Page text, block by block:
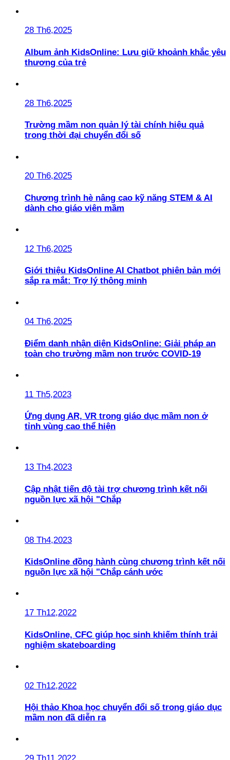
28 Th6,2025
Album ảnh KidsOnline: Lưu giữ khoảnh khắc yêu
thương của trẻ
28 Th6,2025
Trường mầm non quản lý tài chính hiệu quả
trong thời đại chuyển đổi số
20 Th6,2025
Chương trình hè nâng cao kỹ năng STEM & AI
dành cho giáo viên mầm
12 Th6,2025
Giới thiệu KidsOnline AI Chatbot phiên bản mới
sắp ra mắt: Trợ lý thông minh
04 Th6,2025
Điểm danh nhận diện KidsOnline: Giải pháp an
toàn cho trường mầm non trước COVID-19
11 Th5,2023
Ứng dụng AR, VR trong giáo dục mầm non ở
tỉnh vùng cao thể hiện
13 Th4,2023
Cập nhật tiến độ tài trợ chương trình kết nối
nguồn lực xã hội "Chắp
08 Th4,2023
KidsOnline đồng hành cùng chương trình kết nối
nguồn lực xã hội "Chắp cánh ước
17 Th12,2022
KidsOnline, CFC giúp học sinh khiếm thính trải
nghiệm skateboarding
02 Th12,2022
Hội thảo Khoa học chuyển đổi số trong giáo dục
mầm non đã diễn ra